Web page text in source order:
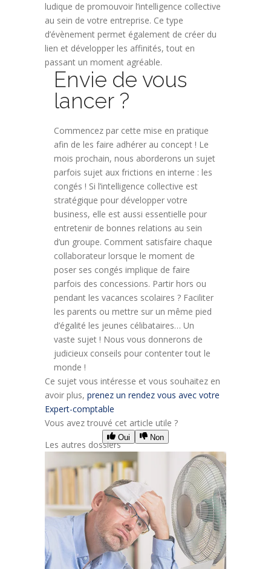
ludique de promouvoir l’intelligence collective
au sein de votre entreprise. Ce type
d’évènement permet également de créer du
lien et développer les affinités, tout en
passant un moment agréable.
Envie de vous
lancer ?
Commencez par cette mise en pratique
afin de les faire adhérer au concept ! Le
mois prochain, nous aborderons un sujet
parfois sujet aux frictions en interne : les
congés ! Si l’intelligence collective est
stratégique pour développer votre
business, elle est aussi essentielle pour
entretenir de bonnes relations au sein
d’un groupe. Comment satisfaire chaque
collaborateur lorsque le moment de
poser ses congés implique de faire
parfois des concessions. Partir hors ou
pendant les vacances scolaires ? Faciliter
les parents ou mettre sur un même pied
d’égalité les jeunes célibataires… Un
vaste sujet ! Nous vous donnerons de
judicieux conseils pour contenter tout le
monde !
Ce sujet vous intéresse et vous souhaitez en
avoir plus, prenez un rendez vous avec votre
Expert-comptable
Vous avez trouvé cet article utile ?
Oui Non
Les autres dossiers